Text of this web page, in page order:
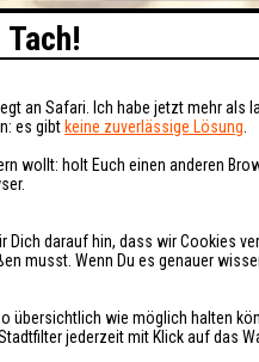
Tach!
an Safari. Ich habe jetzt mehr als
es gibt keine zuverlässige Lösung
wollt: holt Euch einen anderen
darauf hin, dass wir Cookies
musst. Wenn Du es genauer
übersichtlich wie möglich halten
jederzeit mit Klick auf das